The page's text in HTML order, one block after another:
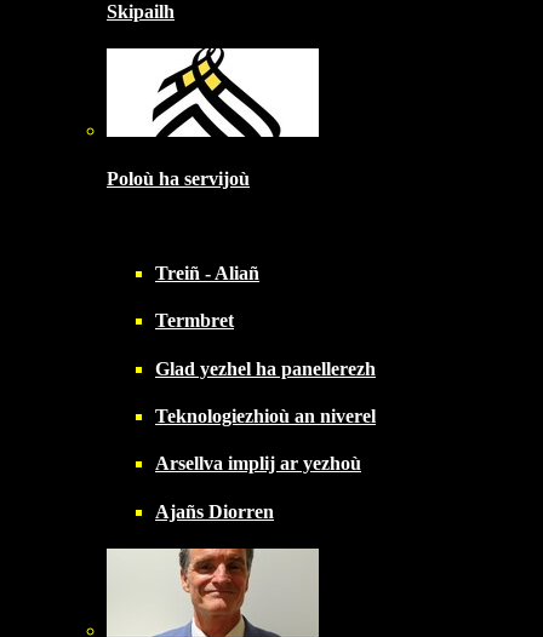
Skipailh
Poloù ha servijoù
Treiñ - Aliañ
Termbret
Glad yezhel ha panellerezh
Teknologiezhioù an niverel
Arsellva implij ar yezhoù
Ajañs Diorren